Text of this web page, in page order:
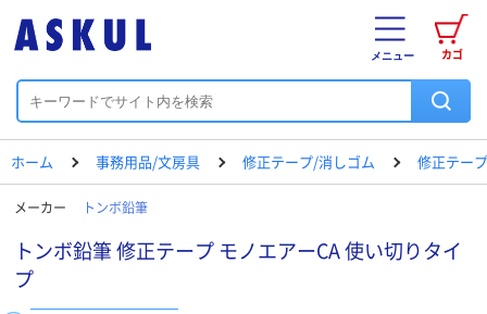
カゴ
メニュー
ホーム 事務用品/文房具 修正テープ/消しゴム 修正テープ
メーカー トンボ鉛筆
トンボ鉛筆 修正テープ モノエアーCA 使い切りタイ
プ